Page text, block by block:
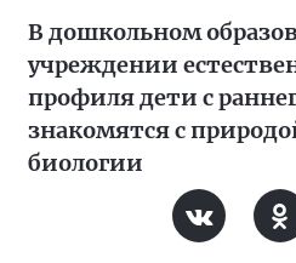
В дошкольном
учреждении
профиля дети с
знакомятся с
биологии